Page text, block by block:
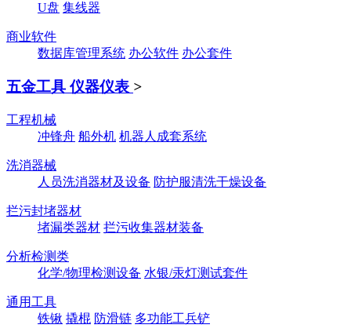
U盘 集线器
商业软件
数据库管理系统 办公软件 办公套件
五金工具 仪器仪表 >
工程机械
冲锋舟 船外机 机器人成套系统
洗消器械
人员洗消器材及设备 防护服清洗干燥设备
拦污封堵器材
堵漏类器材 拦污收集器材装备
分析检测类
化学/物理检测设备 水银/汞灯测试套件
通用工具
铁锹 撬棍 防滑链 多功能工兵铲